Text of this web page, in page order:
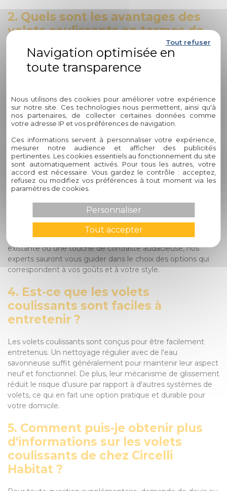
2. Quels sont les avantages des
volets coulissants en termes de
sécurité et de protection ?
Les volets coulissants de chez Circelli Habitat assurent une
protection efficace contre les intempéries, les intrusions et
verrouillage sécurisé garantissent la confidentialité et la
sécurité de votre foyer, vous permettant ainsi de vous
sentir en toute sécurité chez vous.
3. Comment puis-je personnaliser
mes volets coulissants pour qu'ils
s'intègrent parfaitement à mon
domicile ?
Chez Circelli Habitat, nous offrons une large gamme de
couleurs, de finitions et de matériaux pour permettre une
personnalisation complète de vos volets coulissants. Que
vous recherchiez une harmonie avec votre architecture
existante ou une touche de contraste audacieuse, nos
experts sauront vous guider dans le choix des options qui
correspondent à vos goûts et à votre style.
4. Est-ce que les volets
coulissants sont faciles à
entretenir ?
Les volets coulissants sont conçus pour être facilement
entretenus. Un nettoyage régulier avec de l'eau
savonneuse suffit généralement pour maintenir leur aspect
neuf et fonctionnel. De plus, leur mécanisme de glissement
réduit le risque d'usure par rapport à d'autres systèmes de
volets, ce qui en fait une option pratique et durable pour
votre domicile.
5. Comment puis-je obtenir plus
d'informations sur les volets
coulissants de chez Circelli
Habitat ?
Nous utilisons des cookies pour améliorer votre expérience
sur notre site. Ces technologies nous permettent, ainsi qu'à
nos partenaires, de collecter certaines données comme
votre adresse IP et vos préférences de navigation.
Ces informations servent à personnaliser votre expérience,
mesurer notre audience et afficher des publicités
pertinentes. Les cookies essentiels au fonctionnement du site
sont automatiquement activés. Pour tous les autres, votre
accord est nécessaire. Vous gardez le contrôle : acceptez,
refusez ou modifiez vos préférences à tout moment via les
paramètres de cookies.
Tout accepter
Tout refuser
Personnaliser